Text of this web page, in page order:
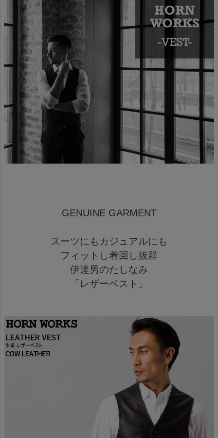
GENUINE GARMENT
スーツにもカジュアルにも
フィットし着回し抜群
伊達男のたしなみ
「レザーベスト」